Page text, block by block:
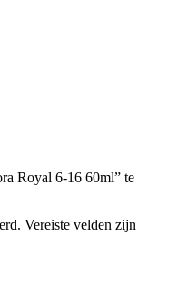
Royal 6-16 60ml” te
Vereiste velden zijn